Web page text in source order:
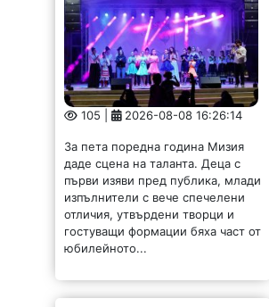
105 | 2026-08-08 16:26:14
За пета поредна година Мизия
даде сцена на таланта. Деца с
първи изяви пред публика, млади
изпълнители с вече спечелени
отличия, утвърдени творци и
гостуващи формации бяха част от
юбилейното...